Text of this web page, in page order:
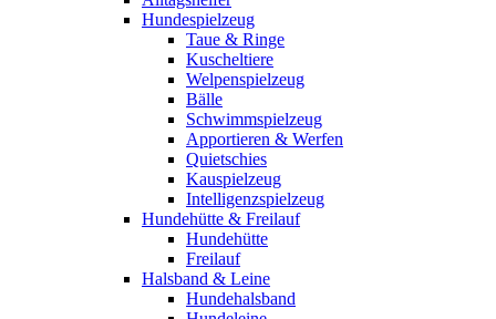
Hundespielzeug
Taue & Ringe
Kuscheltiere
Welpenspielzeug
Bälle
Schwimmspielzeug
Apportieren & Werfen
Quietschies
Kauspielzeug
Intelligenzspielzeug
Hundehütte & Freilauf
Hundehütte
Freilauf
Halsband & Leine
Hundehalsband